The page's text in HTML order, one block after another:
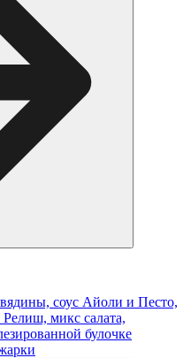
соус Айоли и Песто,
микс салата,
булочке